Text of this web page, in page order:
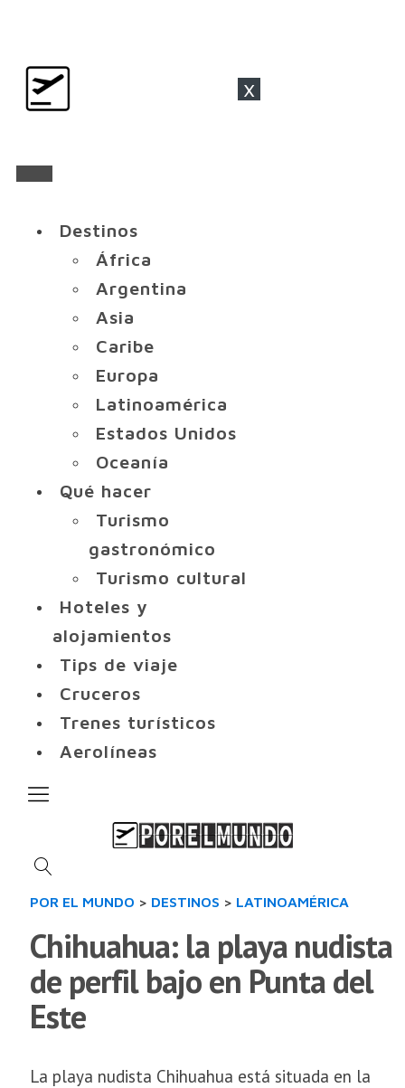
x
Destinos
África
Argentina
Asia
Caribe
Europa
Latinoamérica
Estados Unidos
Oceanía
Qué hacer
Turismo
gastronómico
Turismo cultural
Hoteles y
alojamientos
Tips de viaje
Cruceros
Trenes turísticos
Aerolíneas
POR EL MUNDO > DESTINOS > LATINOAMÉRICA
Chihuahua: la playa nudista
de perfil bajo en Punta del
Este
La playa nudista Chihuahua está situada en la